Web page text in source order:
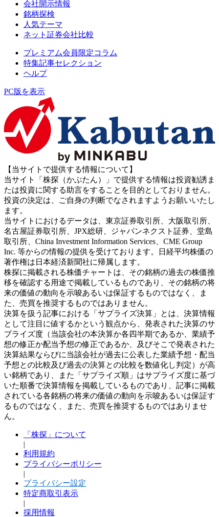
会社開示情報
銘柄探検
人気テーマ
ネット証券会社比較
プレミアム会員限定コラム
特集記事セレクション
ヘルプ
PC版を表示
【当サイトで提供する情報について】
当サイト「株探（かぶたん）」で提供する情報は投資勧誘ま
たは投資に関する助言をすることを目的としておりません。
投資の決定は、ご自身の判断でなされますようお願いいたし
ます。
当サイトにおけるデータは、東京証券取引所、大阪取引所、
名古屋証券取引所、JPX総研、ジャパンネクスト証券、堂島
取引所、China Investment Information Services、CME Group
Inc. 等からの情報の提供を受けております。日経平均株価の
著作権は日本経済新聞社に帰属します。
株探に掲載される株価チャートは、その銘柄の過去の株価推
移を確認する用途で掲載しているものであり、その銘柄の将
来の価値の動向を示唆あるいは保証するものではなく、ま
た、売買を推奨するものではありません。
決算を扱う記事における「サプライズ決算」とは、決算情報
として注目に値するかという観点から、発表された決算のサ
プライズ度（当該会社の本決算か各四半期であるか、業績予
想の修正か配当予想の修正であるか、及びそこで発表された
決算結果ならびに当該会社が過去に公表した業績予想・配当
予想との比較及び過去の決算との比較を数値化し判定）が高
い銘柄であり、また「サプライズ順」はサプライズ度に基づ
いた順番で決算情報を掲載しているものであり、記事に掲載
されている各銘柄の将来の価値の動向を示唆あるいは保証す
るものではなく、また、売買を推奨するものではありませ
ん。
「株探」について
|
利用規約
プライバシーポリシー
|
プライバシー設定
特定商取引表示
|
採用情報